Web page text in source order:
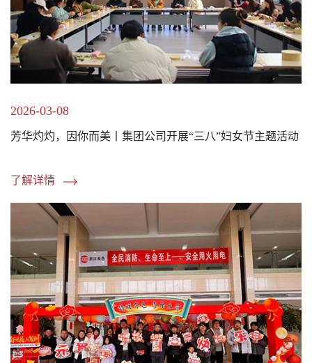
2026-03-08
芳华灼灼，因你而美丨集团公司开展“三八”妇女节主题活动
了解详情